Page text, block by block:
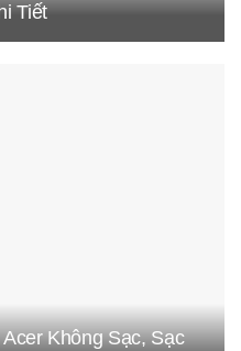
Tiết
Không Sạc, Sạc